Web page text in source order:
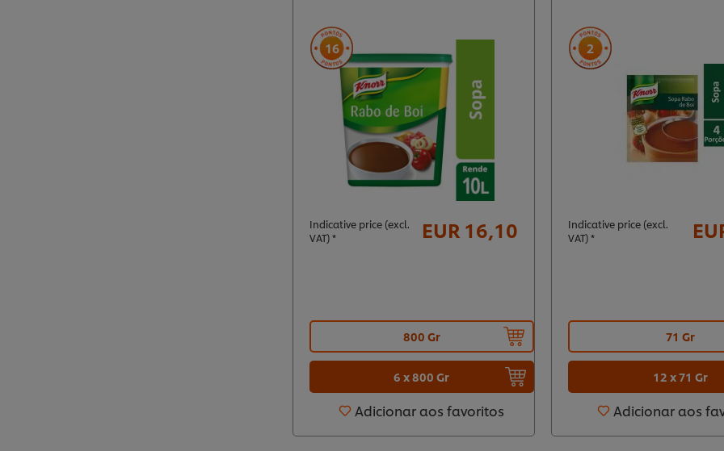
16
Indicative price (excl.
VAT) *
EUR 16,10
800 Gr
6 x 800 Gr
Adicionar aos favoritos
2
Indicative price (excl.
VAT) *
71 Gr
12 x 71 Gr
Adicionar aos